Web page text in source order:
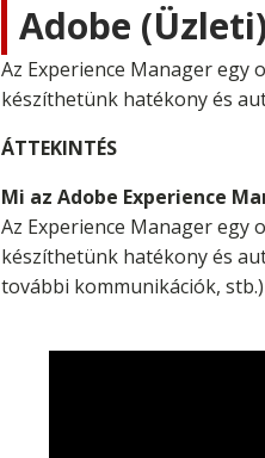
Adobe
Az Experience Manager
készíthetünk hatékony és
ÁTTEKINTÉS
Mi az Adobe Experience
Az Experience Manager egy
készíthetünk hatékony és
további kommunikációk,